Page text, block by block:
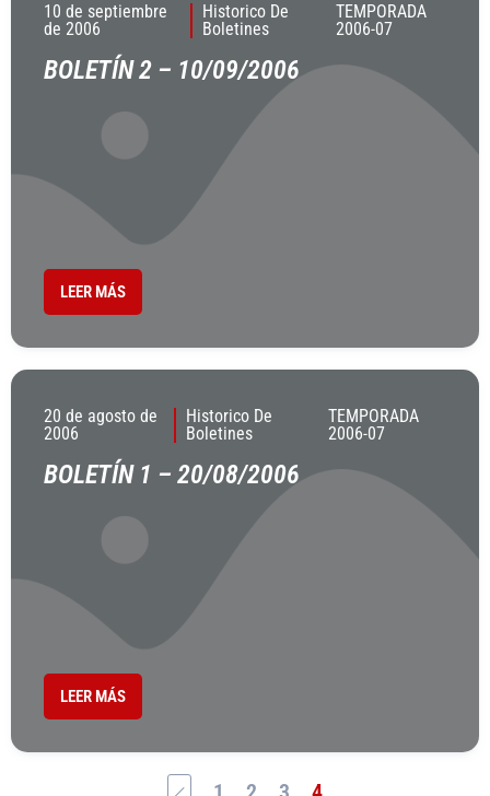
10 de septiembre
de 2006
Historico De
Boletines
TEMPORADA
2006-07
BOLETÍN 2 – 10/09/2006
LEER MÁS
20 de agosto de
2006
Historico De
Boletines
TEMPORADA
2006-07
BOLETÍN 1 – 20/08/2006
LEER MÁS